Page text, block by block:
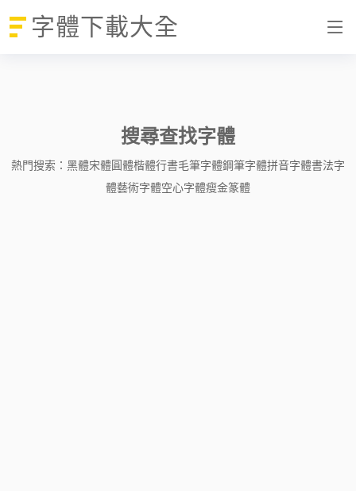
字體下載大全
搜尋查找字體
熱門搜索： 黑體宋體圓體楷體行書毛筆字體鋼筆字體拼音字體書法字
體藝術字體空心字體瘦金篆體